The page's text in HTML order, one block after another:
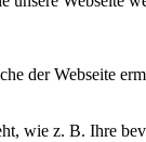
der Webseite
wie z. B. Ihre